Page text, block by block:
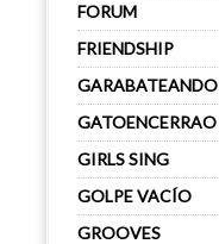
FORUM
FRIENDSHIP
GARABATEANDO
GATOENCERRAO
GIRLS SING
GOLPE VACÍO
GROOVES